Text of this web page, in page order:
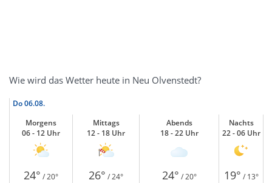
Wie wird das Wetter heute in Neu Olvenstedt?
Do06.08.
Morgens
06 - 12 Uhr
Mittags
12 - 18 Uhr
Abends
18 - 22 Uhr
Nachts
22 - 06 Uhr
24° / 20° 26° / 24° 24° / 20° 19° / 13°